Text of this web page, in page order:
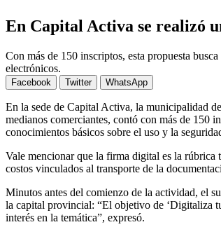
En Capital Activa se realizó
Con más de 150 inscriptos, esta propuesta
electrónicos.
Facebook Twitter WhatsApp
En la sede de Capital Activa, la municipalidad
medianos comerciantes, contó con más de 150
conocimientos básicos sobre el uso y la
Vale mencionar que la firma digital es la rúbrica
costos vinculados al transporte de la
Minutos antes del comienzo de la actividad, el
la capital provincial: “El objetivo de ‘Digitaliza
interés en la temática”, expresó.